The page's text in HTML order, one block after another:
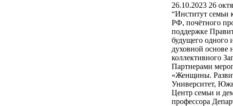
26.10.2023 26
“Институт семьи
РФ, почётного
поддержке
будущего одного
духовной основе
коллективного
Партнерами
«Женщины.
Университет,
Центр семьи и
профессора